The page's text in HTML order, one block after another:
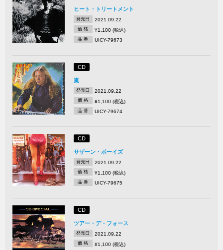
ヒート・トリートメント
発売日 2021.09.22
価 格 ¥1,100 (税込)
品 番 UICY-79673
CD
嵐
発売日 2021.09.22
価 格 ¥1,100 (税込)
品 番 UICY-79674
CD
サザーン・ボーイズ
発売日 2021.09.22
価 格 ¥1,100 (税込)
品 番 UICY-79675
CD
ツアー・デ・フォース
発売日 2021.09.22
価 格 ¥1,100 (税込)